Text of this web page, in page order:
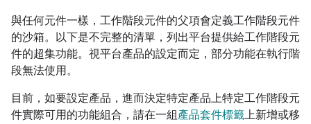
與任何元件一樣，工作階段元件的父項會定義工作階段元件
的沙箱。以下是不完整的清單，列出平台提供給工作階段元
件的超集功能。視平台產品的設定而定，部分功能在執行階
段無法使用。
目前，如要設定產品，進而決定特定產品上特定工作階段元
件實際可用的功能組合，請在一組產品套件標籤上新增或移